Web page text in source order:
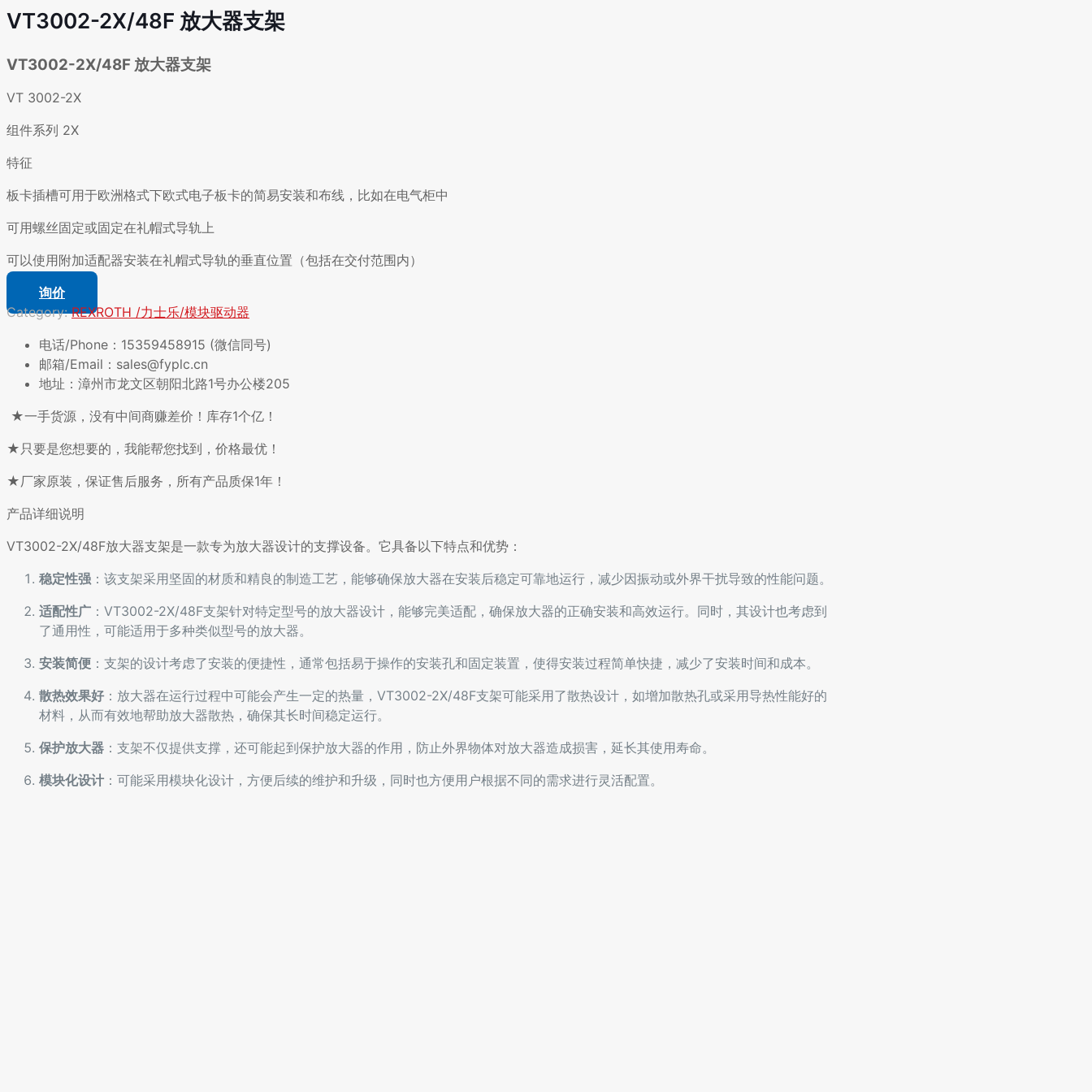
VT3002-2X/48F 放大器支架
VT3002-2X/48F 放大器支架
VT 3002-2X
组件系列 2X
特征
板卡插槽可用于欧洲格式下欧式电子板卡的简易安装和布线，比如在电气柜中
可用螺丝固定或固定在礼帽式导轨上
可以使用附加适配器安装在礼帽式导轨的垂直位置（包括在交付范围内）
询价
Category:REXROTH /力士乐/模块驱动器
电话/Phone：15359458915 (微信同号)
邮箱/Email：sales@fyplc.cn
地址：漳州市龙文区朝阳北路1号办公楼205
★一手货源，没有中间商赚差价！库存1个亿！
★只要是您想要的，我能帮您找到，价格最优！
★厂家原装，保证售后服务，所有产品质保1年！
产品详细说明
VT3002-2X/48F放大器支架是一款专为放大器设计的支撑设备。它具备以下特点和优势：
稳定性强 ：该支架采用坚固的材质和精良的制造工艺，能够确保放大器在安装后稳定可靠地运行，减少因振动或外界干扰导致的性能问题。
适配性广 ：VT3002-2X/48F支架针对特定型号的放大器设计，能够完美适配，确保放大器的正确安装和高效运行。同时，其设计也考虑到
了通用性，可能适用于多种类似型号的放大器。
安装简便 ：支架的设计考虑了安装的便捷性，通常包括易于操作的安装孔和固定装置，使得安装过程简单快捷，减少了安装时间和成本。
散热效果好 ：放大器在运行过程中可能会产生一定的热量，VT3002-2X/48F支架可能采用了散热设计，如增加散热孔或采用导热性能好的
材料，从而有效地帮助放大器散热，确保其长时间稳定运行。
保护放大器 ：支架不仅提供支撑，还可能起到保护放大器的作用，防止外界物体对放大器造成损害，延长其使用寿命。
模块化设计 ：可能采用模块化设计，方便后续的维护和升级，同时也方便用户根据不同的需求进行灵活配置。